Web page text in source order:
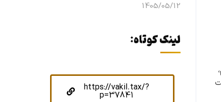
1405/05/12
لینک کوتاه:
https://vakil.tax/?
p=37841